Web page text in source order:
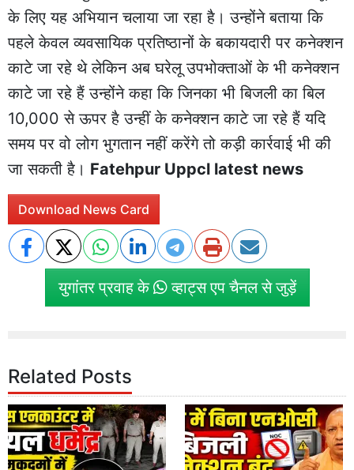
के लिए यह अभियान चलाया जा रहा है। उन्होंने बताया कि
पहले केवल व्यवसायिक प्रतिष्ठानों के बकायदारी पर कनेक्शन
काटे जा रहे थे लेकिन अब घरेलू उपभोक्ताओं के भी कनेक्शन
काटे जा रहे हैं उन्होंने कहा कि जिनका भी बिजली का बिल
10,000 से ऊपर है उन्हीं के कनेक्शन काटे जा रहे हैं यदि
समय पर वो लोग भुगतान नहीं करेंगे तो कड़ी कार्रवाई भी की
जा सकती है। Fatehpur Uppcl latest news
Download News Card
युगांतर प्रवाह के व्हाट्स एप चैनल से जुड़ें
Related Posts